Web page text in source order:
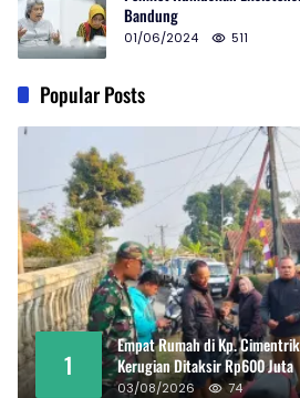
Bandung
01/06/2024 511
Popular Posts
1
Empat Rumah di Kp.
Kerugian Ditaksir Rp600 Juta
03/08/2026 74